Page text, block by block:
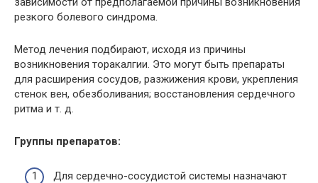
резкого болевого синдрома.
Метод лечения подбирают, исходя из причины
возникновения торакалгии. Это могут быть препараты
для расширения сосудов, разжижения крови, укрепления
стенок вен, обезболивания; восстановления сердечного
ритма и т. д.
Группы препаратов:
Для сердечно-сосудистой системы назначают